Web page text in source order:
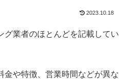
2023.10.18
グ業者のほとんどを記載してい
金や特徴、営業時間などが異な